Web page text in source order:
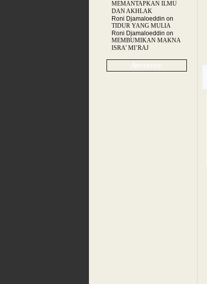
MEMANTAPKAN ILMU
DAN AKHLAK
Roni Djamaloeddin on
TIDUR YANG MULIA
Roni Djamaloeddin on
MEMBUMIKAN MAKNA
ISRA’ MI’RAJ
Advertise